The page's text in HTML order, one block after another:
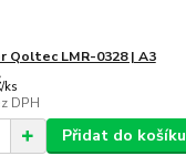
Qoltec LMR-0328 | A3
/ks
DPH
Přidat do košíku